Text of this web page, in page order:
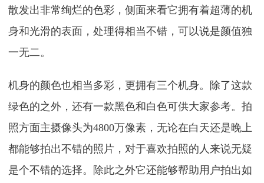
散发出非常绚烂的色彩，侧面来看它拥有着超薄的机
身和光滑的表面，处理得相当不错，可以说是颜值独
一无二。
机身的颜色也相当多彩，更拥有三个机身。除了这款
绿色的之外，还有一款黑色和白色可供大家参考。拍
照方面主摄像头为4800万像素，无论在白天还是晚上
都能够拍出不错的照片，对于喜欢拍照的人来说无疑
是个不错的选择。除此之外它还能够帮助用户拍出如